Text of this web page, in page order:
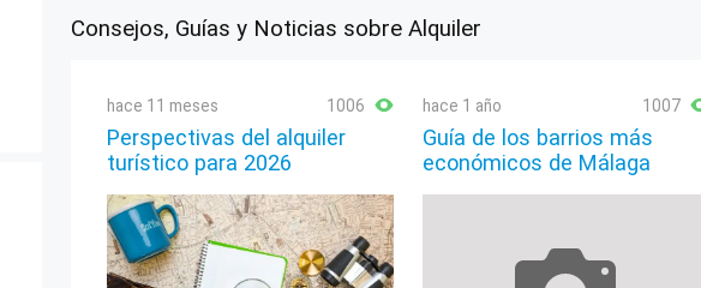
Consejos, Guías y Noticias sobre Alquiler
hace 11 meses 1006
Perspectivas del alquiler
turístico para 2026
hace 1 año 1007
Guía de los barrios más
económicos de Málaga